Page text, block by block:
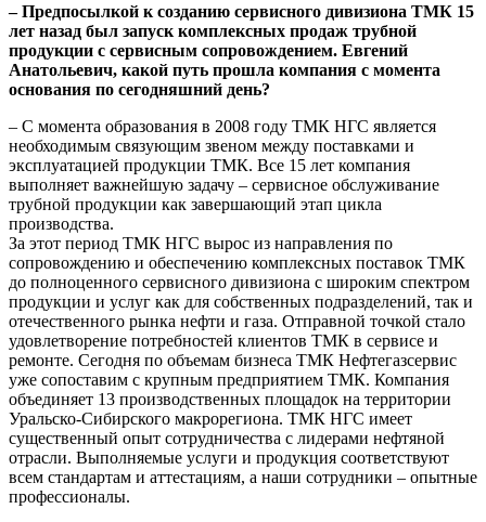
– Предпосылкой к созданию сервисного дивизиона ТМК 15
лет назад был запуск комплексных продаж трубной
продукции с сервисным сопровождением. Евгений
Анатольевич, какой путь прошла компания с момента
основания по сегодняшний день?
– С момента образования в 2008 году ТМК НГС является
необходимым связующим звеном между поставками и
эксплуатацией продукции ТМК. Все 15 лет компания
выполняет важнейшую задачу – сервисное обслуживание
трубной продукции как завершающий этап цикла
производства.
За этот период ТМК НГС вырос из направления по
сопровождению и обеспечению комплексных поставок ТМК
до полноценного сервисного дивизиона с широким спектром
продукции и услуг как для собственных подразделений, так и
отечественного рынка нефти и газа. Отправной точкой стало
удовлетворение потребностей клиентов ТМК в сервисе и
ремонте. Сегодня по объемам бизнеса ТМК Нефтегазсервис
уже сопоставим с крупным предприятием ТМК. Компания
объединяет 13 производственных площадок на территории
Уральско-Сибирского макрорегиона. ТМК НГС имеет
существенный опыт сотрудничества с лидерами нефтяной
отрасли. Выполняемые услуги и продукция соответствуют
всем стандартам и аттестациям, а наши сотрудники – опытные
профессионалы.